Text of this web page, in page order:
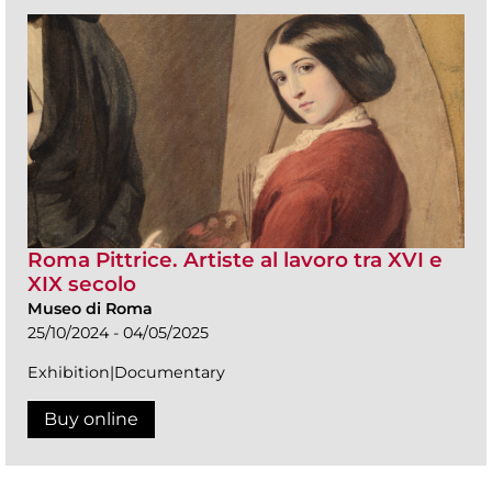
Roma Pittrice. Artiste al lavoro tra XVI e
XIX secolo
Museo di Roma
25/10/2024 - 04/05/2025
Exhibition|Documentary
Buy online